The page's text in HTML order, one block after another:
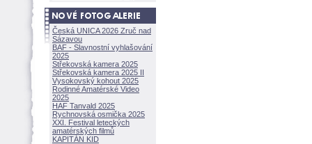
Česká UNICA 2026 Zruč nad
Sázavou
BAF - Slavnostní vyhlašování
2025
Střekovská kamera 2025
Střekovská kamera 2025 II
Vysokovský kohout 2025
Rodinné Amatérské Video
2025
HAF Tanvald 2025
Rychnovská osmička 2025
XXI. Festival leteckých
amatérských filmů
KAPITÁN KID